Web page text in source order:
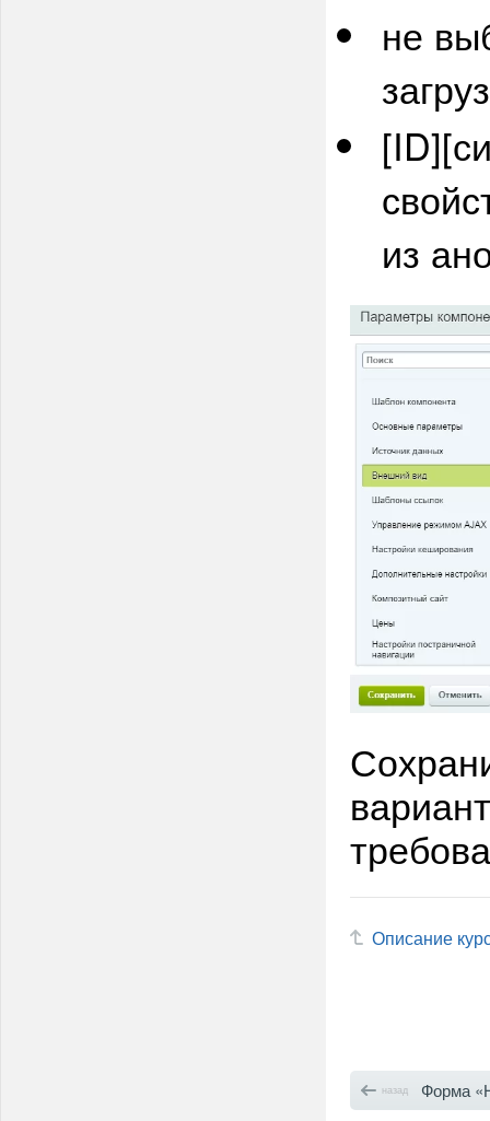
не
из
Описание
назад Форма